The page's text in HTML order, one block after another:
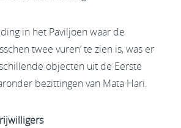
in het Paviljoen waar de
twee vuren’ te zien is, was er
objecten uit de Eerste
bezittingen van Mata Hari.